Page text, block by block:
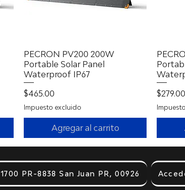
Vista rápida
PECRON PV200 200W
Portable Solar Panel
Waterproof IP67
Precio
$465.00
Impuesto excluido
Agregar al carrito
Precio
$279.00
1700 PR-8838 San Juan PR, 00926